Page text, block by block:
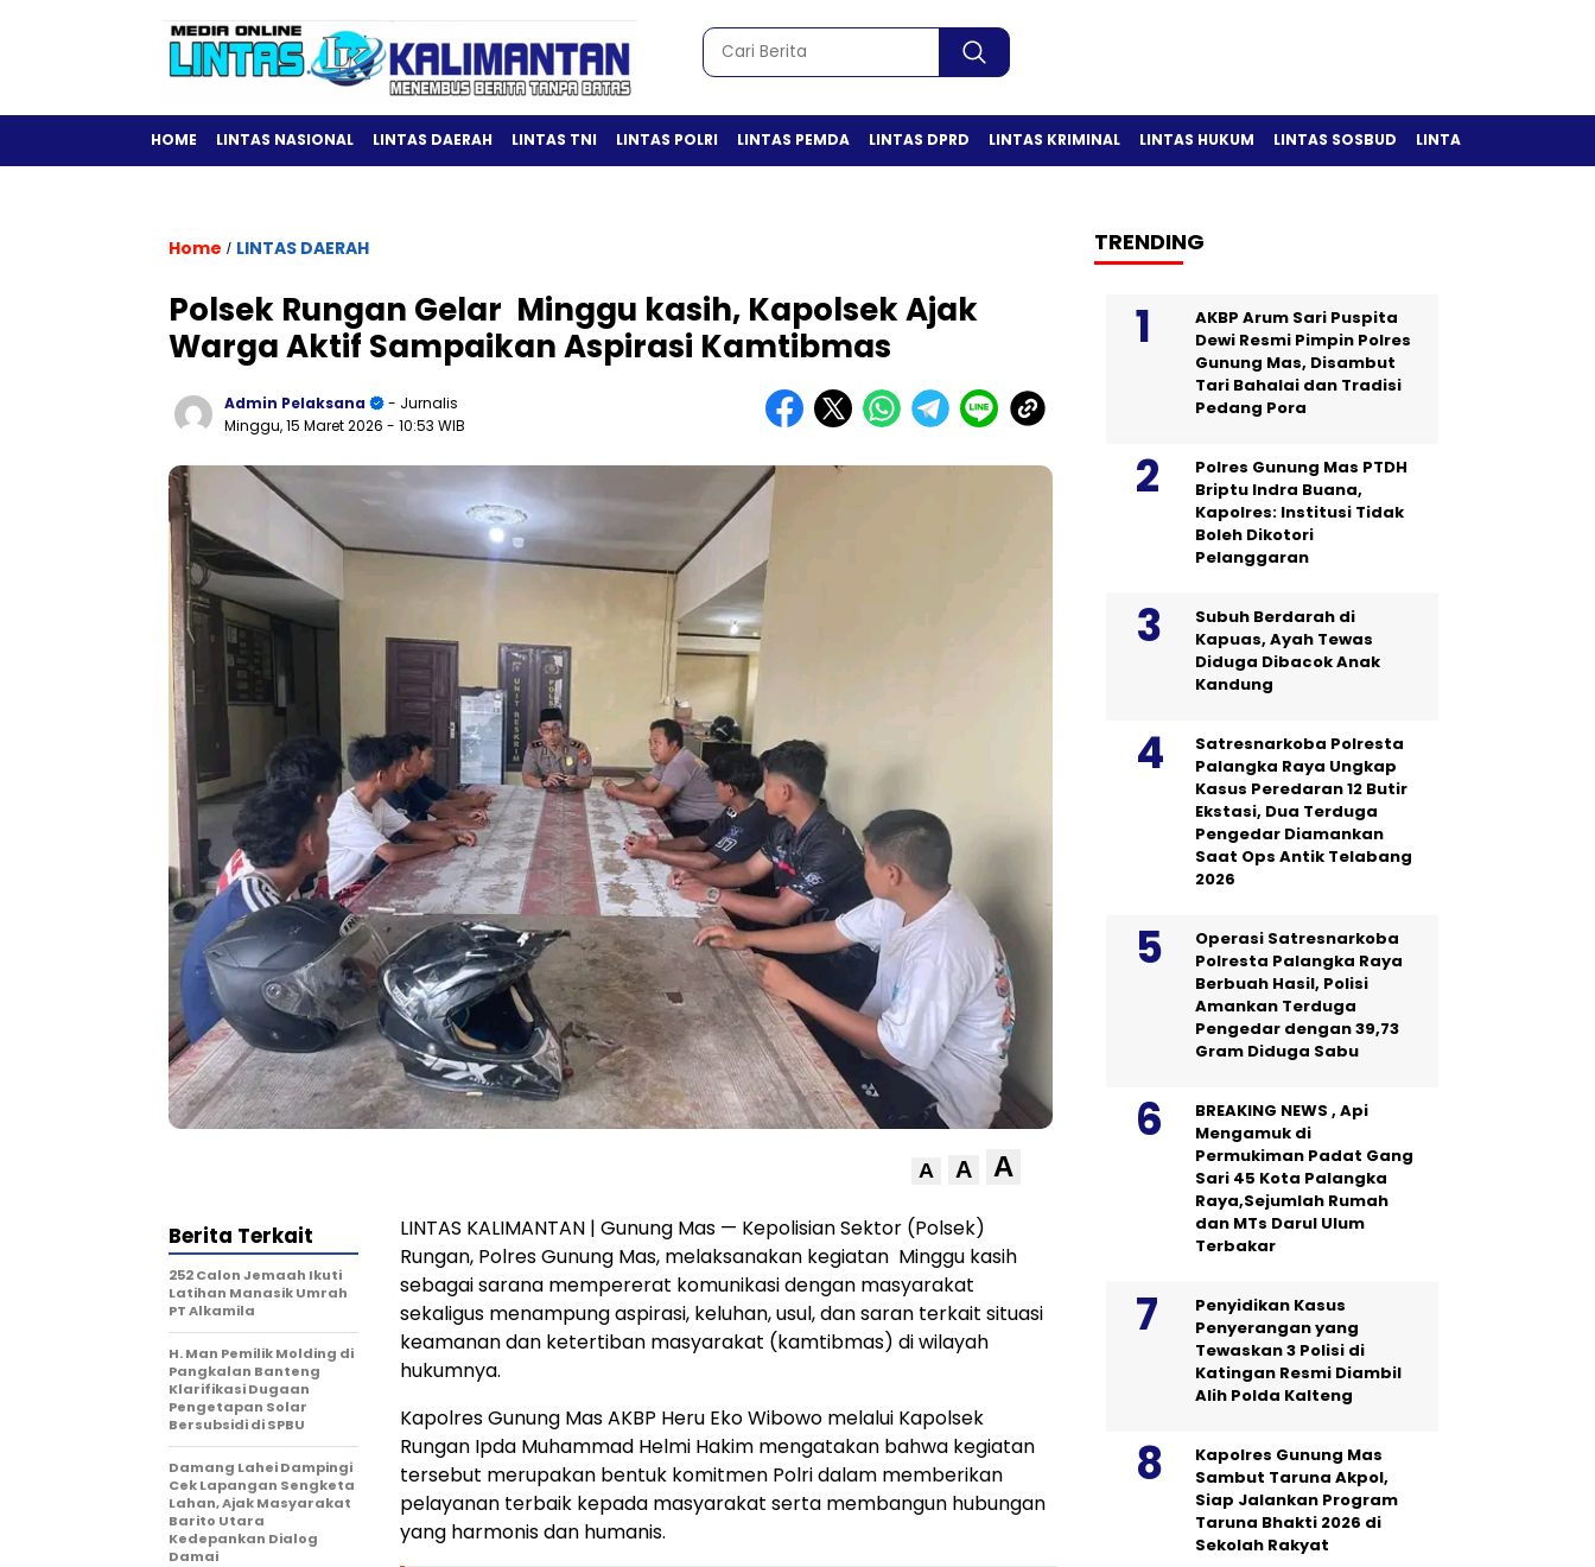
HOME LINTAS NASIONAL LINTAS DAERAH LINTAS TNI LINTAS POLRI LINTAS PEMDA LINTAS DPRD LINTAS KRIMINAL LINTAS HUKUM LINTAS SOSBUD LINTAS OLAH RAGA
Home / LINTAS DAERAH
Polsek Rungan Gelar Minggu kasih, Kapolsek Ajak
Warga Aktif Sampaikan Aspirasi Kamtibmas
Admin Pelaksana
- Jurnalis
Minggu, 15 Maret 2026 - 10:53 WIB
A A A
LINTAS KALIMANTAN | Gunung Mas — Kepolisian Sektor (Polsek)
Rungan, Polres Gunung Mas, melaksanakan kegiatan Minggu kasih
sebagai sarana mempererat komunikasi dengan masyarakat
sekaligus menampung aspirasi, keluhan, usul, dan saran terkait situasi
keamanan dan ketertiban masyarakat (kamtibmas) di wilayah
hukumnya.
Kapolres Gunung Mas AKBP Heru Eko Wibowo melalui Kapolsek
Rungan Ipda Muhammad Helmi Hakim mengatakan bahwa kegiatan
tersebut merupakan bentuk komitmen Polri dalam memberikan
pelayanan terbaik kepada masyarakat serta membangun hubungan
yang harmonis dan humanis.
Berita Terkait
252 Calon Jemaah Ikuti
Latihan Manasik Umrah
PT Alkamila
H. Man Pemilik Molding di
Pangkalan Banteng
Klarifikasi Dugaan
Pengetapan Solar
Bersubsidi di SPBU
Damang Lahei Dampingi
Cek Lapangan Sengketa
Lahan, Ajak Masyarakat
Barito Utara
Kedepankan Dialog
Damai
TRENDING
AKBP Arum Sari Puspita
Dewi Resmi Pimpin Polres
Gunung Mas, Disambut
Tari Bahalai dan Tradisi
Pedang Pora
Polres Gunung Mas PTDH
Briptu Indra Buana,
Kapolres: Institusi Tidak
Boleh Dikotori
Pelanggaran
Subuh Berdarah di
Kapuas, Ayah Tewas
Diduga Dibacok Anak
Kandung
Satresnarkoba Polresta
Palangka Raya Ungkap
Kasus Peredaran 12 Butir
Ekstasi, Dua Terduga
Pengedar Diamankan
Saat Ops Antik Telabang
2026
Operasi Satresnarkoba
Polresta Palangka Raya
Berbuah Hasil, Polisi
Amankan Terduga
Pengedar dengan 39,73
Gram Diduga Sabu
BREAKING NEWS , Api
Mengamuk di
Permukiman Padat Gang
Sari 45 Kota Palangka
Raya,Sejumlah Rumah
dan MTs Darul Ulum
Terbakar
Penyidikan Kasus
Penyerangan yang
Tewaskan 3 Polisi di
Katingan Resmi Diambil
Alih Polda Kalteng
Kapolres Gunung Mas
Sambut Taruna Akpol,
Siap Jalankan Program
Taruna Bhakti 2026 di
Sekolah Rakyat